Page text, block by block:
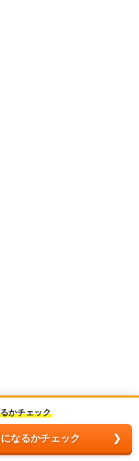
かチェック
なるかチェック